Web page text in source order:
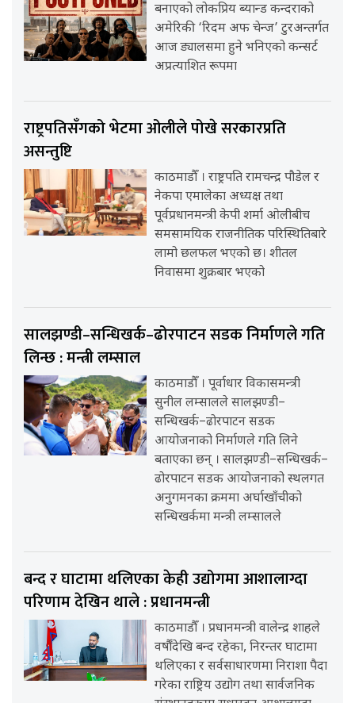
बनाएको लोकप्रिय ब्यान्ड कन्दराको
अमेरिकी ‘रिदम अफ चेन्ज’ टुरअन्तर्गत
आज ड्यालसमा हुने भनिएको कन्सर्ट
अप्रत्याशित रूपमा
राष्ट्रपतिसँगको भेटमा ओलीले पोखे सरकारप्रति
असन्तुष्टि
काठमाडौँ । राष्ट्रपति रामचन्द्र पौडेल र
नेकपा एमालेका अध्यक्ष तथा
पूर्वप्रधानमन्त्री केपी शर्मा ओलीबीच
समसामयिक राजनीतिक परिस्थितिबारे
लामो छलफल भएको छ। शीतल
निवासमा शुक्रबार भएको
सालझण्डी–सन्धिखर्क–ढोरपाटन सडक निर्माणले गति
लिन्छ : मन्त्री लम्साल
काठमाडौँ । पूर्वाधार विकासमन्त्री
सुनील लम्सालले सालझण्डी–
सन्धिखर्क–ढोरपाटन सडक
आयोजनाको निर्माणले गति लिने
बताएका छन् । सालझण्डी–सन्धिखर्क–
ढोरपाटन सडक आयोजनाको स्थलगत
अनुगमनका क्रममा अर्घाखाँचीको
सन्धिखर्कमा मन्त्री लम्सालले
बन्द र घाटामा थलिएका केही उद्योगमा आशालाग्दा
परिणाम देखिन थाले : प्रधानमन्त्री
काठमाडौँ । प्रधानमन्त्री वालेन्द्र शाहले
वर्षौंदेखि बन्द रहेका, निरन्तर घाटामा
थलिएका र सर्वसाधारणमा निराशा पैदा
गरेका राष्ट्रिय उद्योग तथा सार्वजनिक